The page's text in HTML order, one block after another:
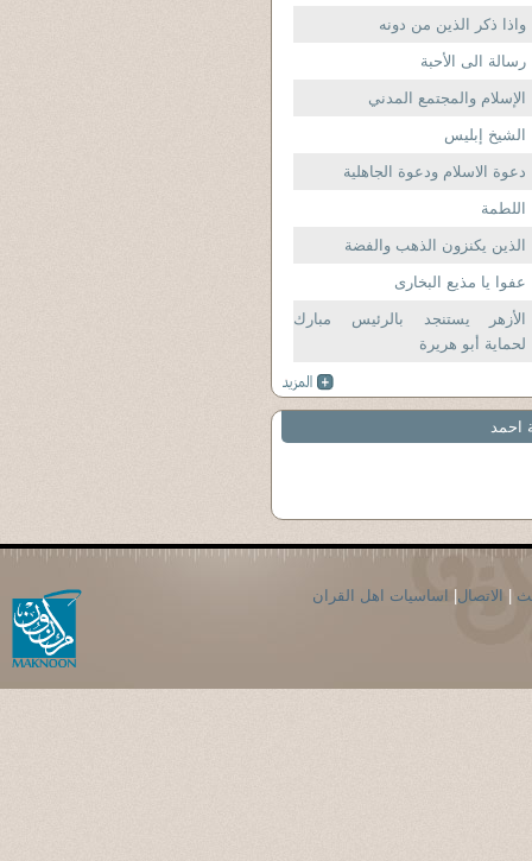
واذا ذكر الذين من دونه
رسالة الى الأحبة
الإسلام والمجتمع المدني
الشيخ إبليس
دعوة الاسلام ودعوة الجاهلية
اللطمة
الذين يكنزون الذهب والفضة
عفوا يا مذيع البخارى
الأزهر يستنجد بالرئيس مبارك
لحماية أبو هريرة
احمد
الاتصال اساسيات اهل القران